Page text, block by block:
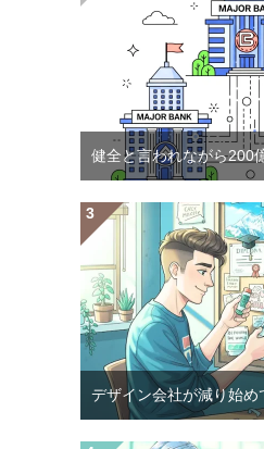
健全と言われながら200
デザイン会社が減り始め